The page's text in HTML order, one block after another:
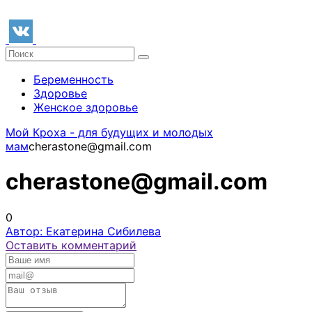
Беременность
Здоровье
Женское здоровье
Мой Кроха - для будущих и молодых
мамcherastone@gmail.com
cherastone@gmail.com
0
Автор: Екатерина Сибилева
Оставить комментарий